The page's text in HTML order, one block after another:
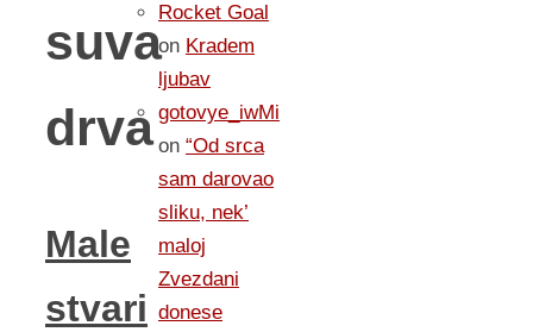
suva
drva
Male
stvari
Rocket Goal
on Kradem
ljubav
gotovye_iwMi
on “Od srca
sam darovao
sliku, nek’
maloj
Zvezdani
donese